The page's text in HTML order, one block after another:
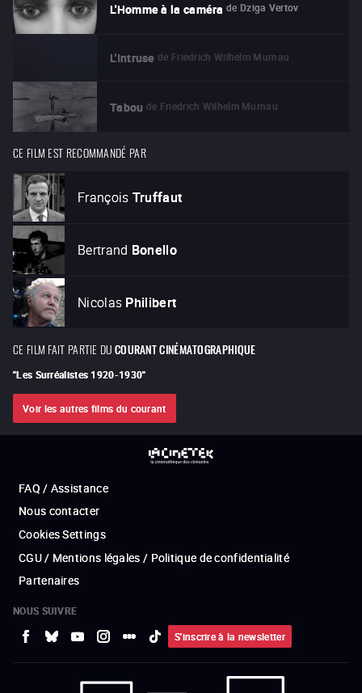
L'Homme à la caméra de Dziga Vertov
L'Intruse de Friedrich Wilhelm Murnau
Tabou de Friedrich Wilhelm Murnau
CE FILM EST RECOMMANDÉ PAR
François Truffaut
Bertrand Bonello
Nicolas Philibert
CE FILM FAIT PARTIE DUCOURANT CINÉMATOGRAPHIQUE
"Les Surréalistes 1920-1930"
Voir les autres films du courant
FAQ / Assistance
Nous contacter
Cookies Settings
CGU / Mentions légales / Politique de confidentialité
Partenaires
NOUS SUIVRE
S'inscrire à la newsletter